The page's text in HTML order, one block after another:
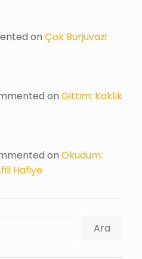
on Çok Burjuvazi
on Gittim: Kaklık
on Okudum:
Hafiye
Ara